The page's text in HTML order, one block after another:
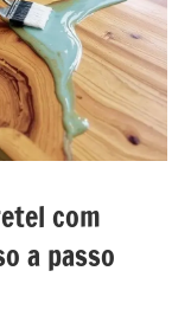
com
a passo